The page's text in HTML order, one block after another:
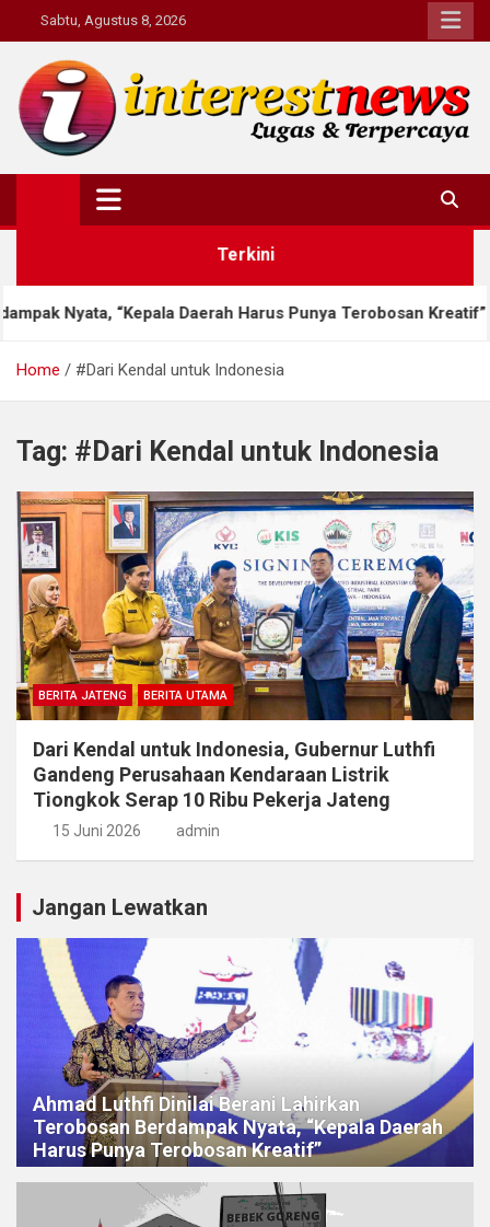
to
content
Sabtu, Agustus 8, 2026
Interestnews.or.id
Terkini
Nyata, “Kepala Daerah Harus Punya Terobosan Kreatif”
Home #Dari Kendal untuk Indonesia
Tag: #Dari Kendal untuk Indonesia
BERITA JATENG BERITA UTAMA
Dari Kendal untuk Indonesia, Gubernur Luthfi
Gandeng Perusahaan Kendaraan Listrik
Tiongkok Serap 10 Ribu Pekerja Jateng
15 Juni 2026 admin
Jangan Lewatkan
Ahmad Luthfi Dinilai Berani Lahirkan
Terobosan Berdampak Nyata, “Kepala Daerah
Harus Punya Terobosan Kreatif”